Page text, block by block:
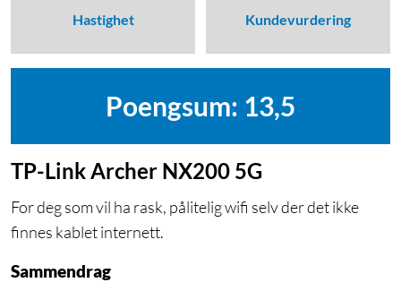
Hastighet Kundevurdering
Poengsum: 13,5
TP-Link Archer NX200 5G
For deg som vil ha rask, pålitelig wifi selv der det ikke
finnes kablet internett.
Sammendrag